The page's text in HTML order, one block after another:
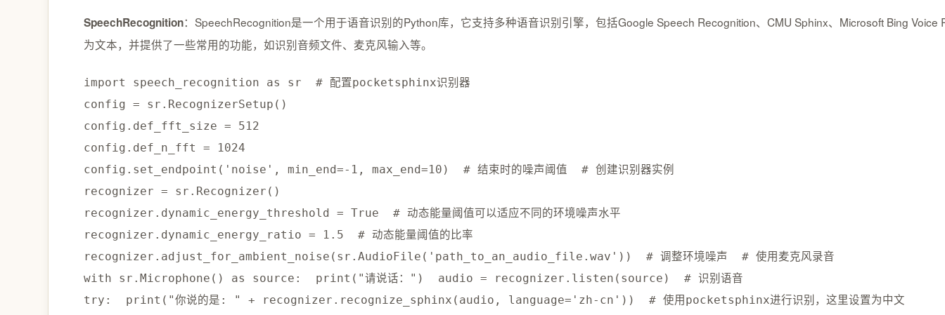
SpeechRecognition：SpeechRecognition是一个用于语音识别的Python库，它支持多种语音识别引擎，包括Google Speech Recognition、CMU Sphinx、Microsoft Bing
为文本，并提供了一些常用的功能，如识别音频文件、麦克风输入等。
import speech_recognition as sr # 配置pocketsphinx识别器
config = sr . RecognizerSetup ( )
config . def_fft_size =
512
config . def_n_fft =
1024
config . set_endpoint ( 'noise' , min_end=- 1 , max_end=10 ) # 结束时的噪声阈值 # 创建识别器实例
recognizer = sr . Recognizer ( )
recognizer . dynamic_energy_threshold = True
# 动态能量阈值可以适应不同的环境噪声水平
recognizer . dynamic_energy_ratio = 1.5
# 动态能量阈值的比率
recognizer . adjust_for_ambient_noise ( sr . AudioFile ( 'path_to_an_audio_file.wav' ) ) # 调整环境噪声 # 使用麦克风录音
with sr . Microphone ( ) as source : print ( "请说话：" )
  audio
= recognizer . listen ( source )
# 识别语音
try : print ( "你说的是: " + recognizer . recognize_sphinx ( audio , language= 'zh-cn' ) )
# 使用pocketsphinx进行识别，这里设置为中文